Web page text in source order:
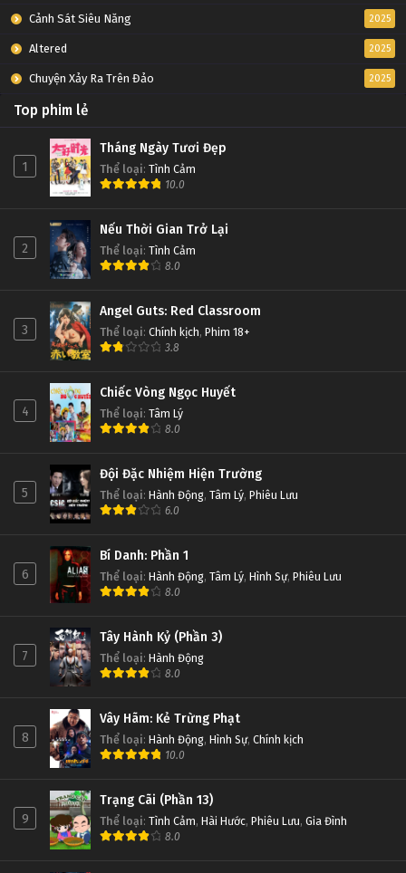
Cảnh Sát Siêu Năng 2025
Altered 2025
Chuyện Xảy Ra Trên Đảo 2025
Top phim lẻ
1
Tháng Ngày Tươi Đẹp
Thể loại: Tình Cảm
10.0
2
Nếu Thời Gian Trở Lại
Thể loại: Tình Cảm
8.0
3
Angel Guts: Red Classroom
Thể loại: Chính kịch, Phim 18+
3.8
4
Chiếc Vòng Ngọc Huyết
Thể loại: Tâm Lý
8.0
5
Đội Đặc Nhiệm Hiện Trường
Thể loại: Hành Động, Tâm Lý, Phiêu Lưu
6.0
6
Bí Danh: Phần 1
Thể loại: Hành Động, Tâm Lý, Hình Sự, Phiêu Lưu
8.0
7
Tây Hành Kỷ (Phần 3)
Thể loại: Hành Động
8.0
8
Vây Hãm: Kẻ Trừng Phạt
Thể loại: Hành Động, Hình Sự, Chính kịch
10.0
9
Trạng Cãi (Phần 13)
Thể loại: Tình Cảm, Hài Hước, Phiêu Lưu, Gia Đình
8.0